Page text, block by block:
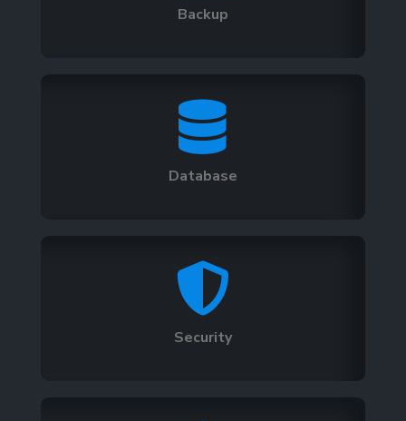
Backup

Database

Security